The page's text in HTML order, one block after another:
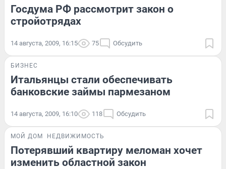
Госдума РФ рассмотрит закон о
стройотрядах
14 августа, 2009, 16:15 75 Обсудить
БИЗНЕС
Итальянцы стали обеспечивать
банковские займы пармезаном
14 августа, 2009, 16:10 118 Обсудить
МОЙ ДОМ НЕДВИЖИМОСТЬ
Потерявший квартиру меломан хочет
изменить областной закон